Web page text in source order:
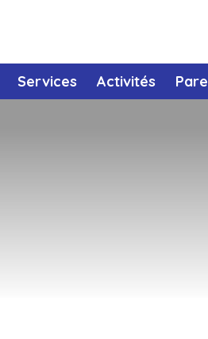
Services Activités